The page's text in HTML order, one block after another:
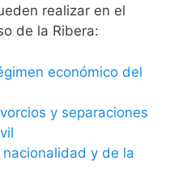
realizar en el
de la Ribera:
económico del
y separaciones
y de la